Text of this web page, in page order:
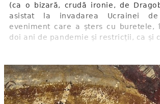
(ca o bizară, crudă ironie, de
asistat la invadarea Ucrainei
eveniment care a șters cu buretele,
doi ani de pandemie și restricții, ca și